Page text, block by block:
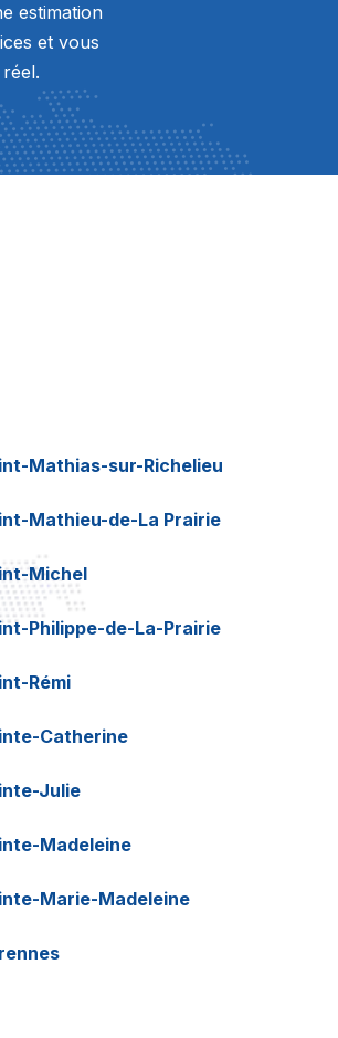
estimation
et vous
Mathias-sur-Richelieu
Mathieu-de-La Prairie
Michel
Philippe-de-La-Prairie
Rémi
Catherine
Julie
Madeleine
Marie-Madeleine